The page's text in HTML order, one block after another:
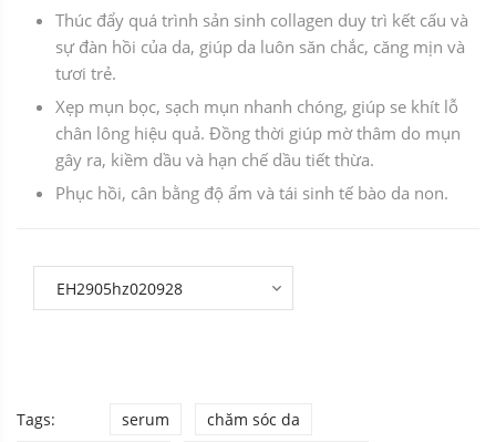
Thúc đẩy quá trình sản sinh collagen duy trì kết cấu và
sự đàn hồi của da, giúp da luôn săn chắc, căng mịn và
tươi trẻ.
Xẹp mụn bọc, sạch mụn nhanh chóng, giúp se khít lỗ
chân lông hiệu quả. Đồng thời giúp mờ thâm do mụn
gây ra, kiềm dầu và hạn chế dầu tiết thừa.
Phục hồi, cân bằng độ ẩm và tái sinh tế bào da non.
Tags: serum
chăm sóc da